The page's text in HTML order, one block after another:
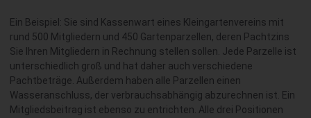
Ein Beispiel: Sie sind Kassenwart eines Kleingartenvereins mit
rund 500 Mitgliedern und 450 Gartenparzellen, deren Pachtzins
Sie Ihren Mitgliedern in Rechnung stellen sollen. Jede Parzelle ist
unterschiedlich groß und hat daher auch verschiedene
Pachtbeträge. Außerdem haben alle Parzellen einen
Wasseranschluss, der verbrauchsabhängig abzurechnen ist. Ein
Mitgliedsbeitrag ist ebenso zu entrichten. Alle drei Positionen